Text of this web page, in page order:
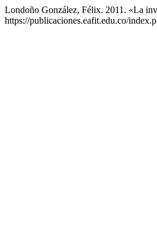
Londoño González, Félix. 2011. «La
https://publicaciones.eafit.edu.co/